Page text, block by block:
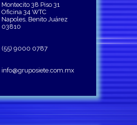
Montecito 38 Piso 31
Oficina 34 WTC
Napoles, Benito Juárez
03810
(55) 9000 0787
info@gruposiete.com.mx